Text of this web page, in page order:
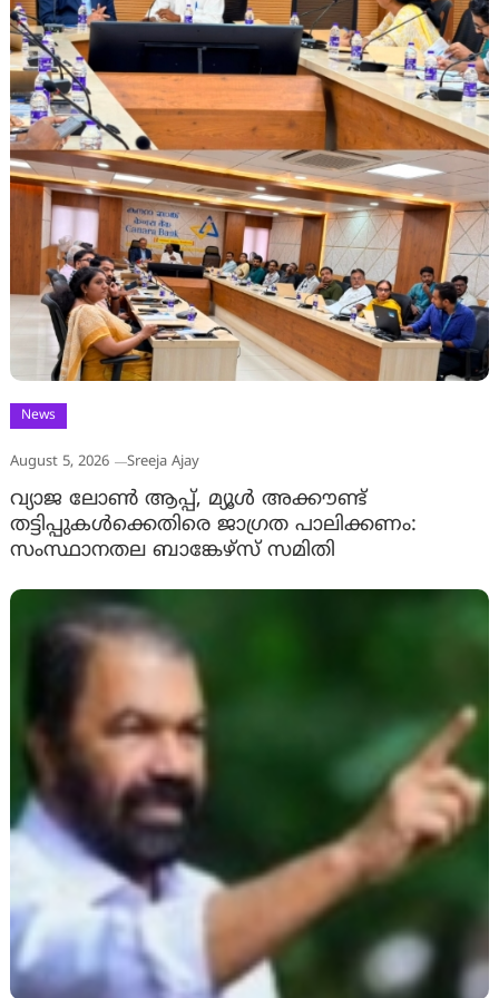
News
August 5, 2026 Sreeja Ajay
വ്യാജ ലോൺ ആപ്പ്, മ്യൂൾ അക്കൗണ്ട്
തട്ടിപ്പുകൾക്കെതിരെ ജാ​ഗ്രത പാലിക്കണം:
സംസ്ഥാനതല ബാങ്കേഴ്സ് സമിതി